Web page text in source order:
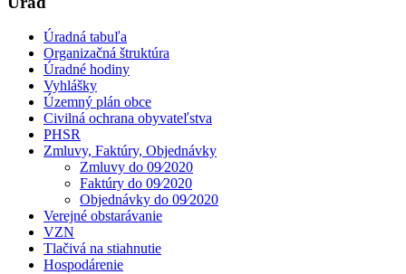
Úradná tabuľa
Organizačná štruktúra
Úradné hodiny
Vyhlášky
Územný plán obce
Civilná ochrana obyvateľstva
PHSR
Zmluvy, Faktúry, Objednávky
Zmluvy do 09⁄2020
Faktúry do 09⁄2020
Objednávky do 09⁄2020
Verejné obstarávanie
VZN
Tlačivá na stiahnutie
Hospodárenie